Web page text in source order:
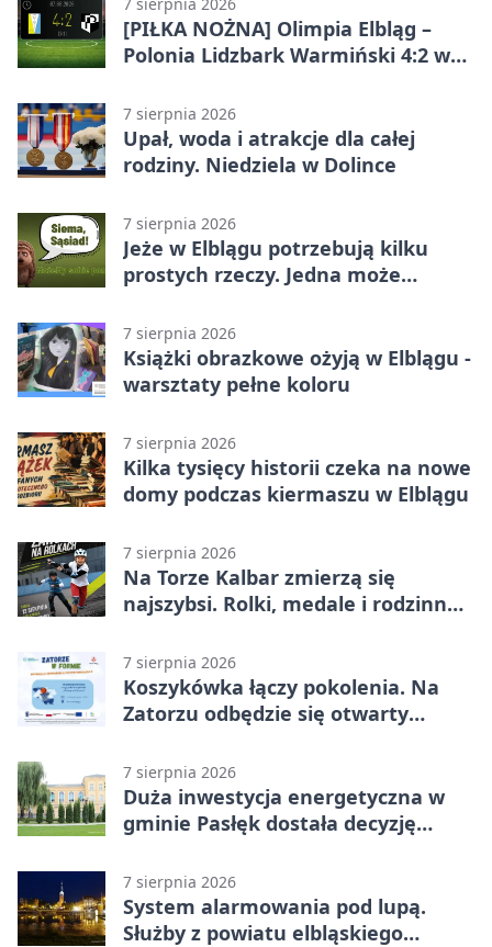
[PIŁKA NOŻNA] Olimpia Elbląg –
Polonia Lidzbark Warmiński 4:2 w
7 sierpnia 2026
Upał, woda i atrakcje dla całej
rodziny. Niedziela w Dolince
7 sierpnia 2026
Jeże w Elblągu potrzebują kilku
prostych rzeczy. Jedna może
7 sierpnia 2026
Książki obrazkowe ożyją w Elblągu -
warsztaty pełne koloru
7 sierpnia 2026
Kilka tysięcy historii czeka na nowe
domy podczas kiermaszu w Elblągu
7 sierpnia 2026
Na Torze Kalbar zmierzą się
najszybsi. Rolki, medale i rodzinna
7 sierpnia 2026
Koszykówka łączy pokolenia. Na
Zatorzu odbędzie się otwarty
7 sierpnia 2026
Duża inwestycja energetyczna w
gminie Pasłęk dostała decyzję
7 sierpnia 2026
System alarmowania pod lupą.
Służby z powiatu elbląskiego